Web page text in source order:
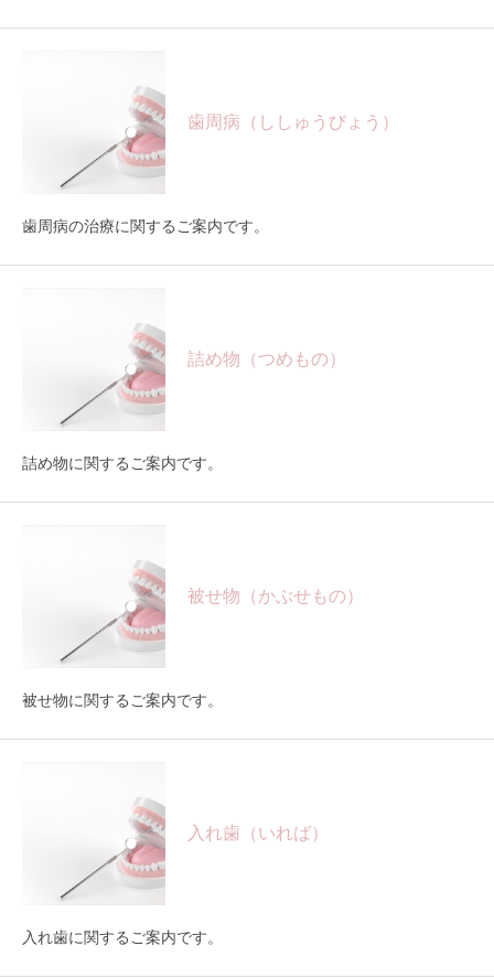
歯周病（ししゅうびょう）
歯周病の治療に関するご案内です。
詰め物（つめもの）
詰め物に関するご案内です。
被せ物（かぶせもの）
被せ物に関するご案内です。
入れ歯（いれば）
入れ歯に関するご案内です。